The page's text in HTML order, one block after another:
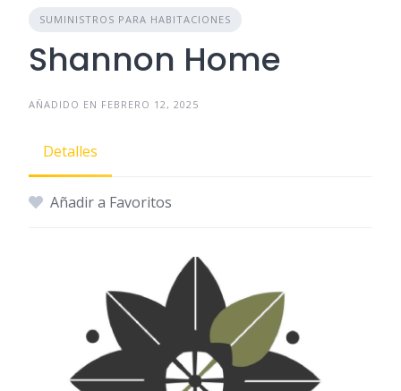
SUMINISTROS PARA HABITACIONES
Shannon Home
AÑADIDO EN FEBRERO 12, 2025
Detalles
Añadir a Favoritos